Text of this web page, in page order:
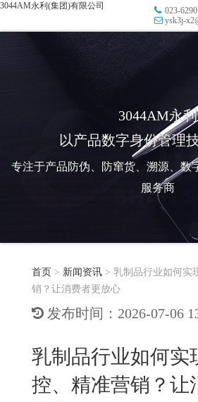
3044AM永利(集团)有限公司
023-
ysk3j-
签 营
慧
行
3044AM永利
以产品数字身份管理
专注于产品防伪、防窜货、溯源、数
服务商
首页 > 新闻资讯> 乳制品行业如何实
销？让消费者更放心
发布时间：2026-07-06
乳制品行业如何实
控、精准营销？让